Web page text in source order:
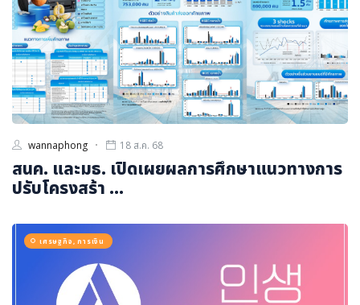
wannaphong 18 ส.ค. 68
สนค. และมธ. เปิดเผยผลการศึกษาแนวทางการ
ปรับโครงสร้า ...
เศรษฐกิจ, การเงิน